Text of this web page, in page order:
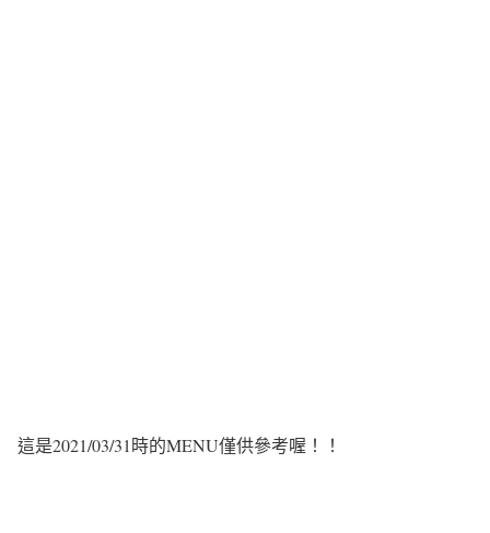
這是2021/03/31時的MENU僅供參考喔！！